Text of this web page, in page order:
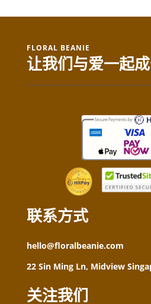
FLORAL BEANIE
让我们与爱一起成
联系方式
hello@floralbeanie.com
22 Sin Ming Ln, Midview
关注我们